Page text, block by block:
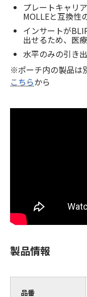
プレートキャリ
MOLLEと互換性
インサートが
出せるため、医
水平のみの引き
※ポーチ内の製品は
こちらから
製品情報
品番